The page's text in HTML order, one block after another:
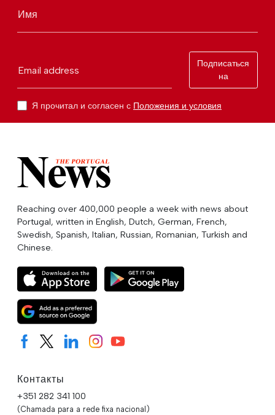
Имя
Email address
Подписаться
на
Я прочитал и согласен с Положения и условия
Reaching over 400,000 people a week with news about
Portugal, written in English, Dutch, German, French,
Swedish, Spanish, Italian, Russian, Romanian, Turkish and
Chinese.
Контакты
+351 282 341 100
(Chamada para a rede fixa nacional)